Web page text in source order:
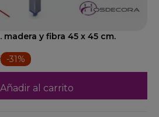
y fibra 45 x 45 cm.
-31%
Añadir al carrito